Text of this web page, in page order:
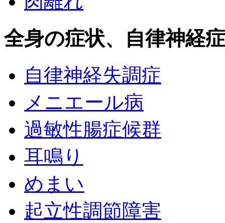
全身の症状、自律神経
自律神経失調症
メニエール病
過敏性腸症候群
耳鳴り
めまい
起立性調節障害